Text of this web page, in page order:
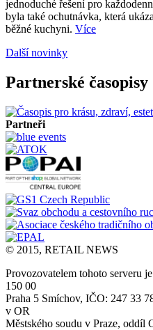
jednoduché řešení pro
byla také ochutnávka, která
běžné kuchyni. Více
Další novinky
Partnerské časopisy
Partneři
© 2015, RETAIL NEWS
Provozovatelem tohoto serveru
150 00
Praha 5 Smíchov, IČO: 247 33
v OR
Městského soudu v Praze, oddíl